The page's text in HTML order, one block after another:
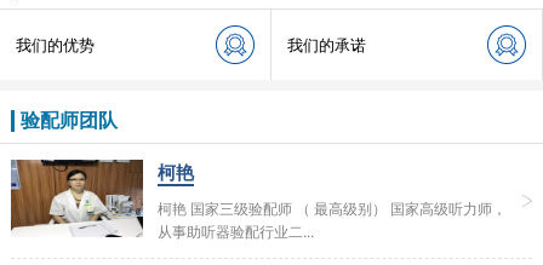
我们的优势 我们的承诺
验配师团队
柯艳
柯艳 国家三级验配师 （ 最高级别） 国家高级听力师，
从事助听器验配行业二...